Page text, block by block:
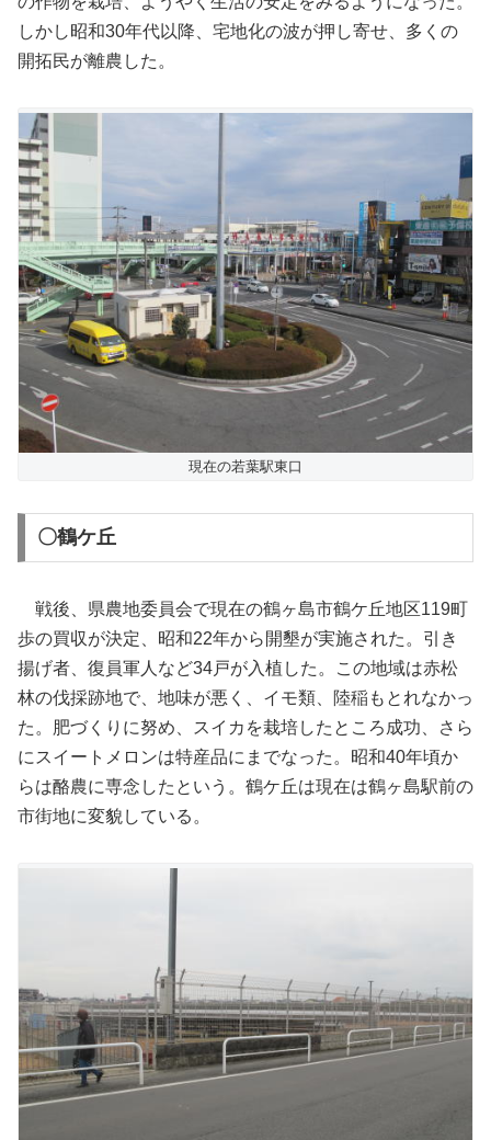
しかし昭和30年代以降、宅地化の波が押し寄せ、多くの
開拓民が離農した。
現在の若葉駅東口
〇鶴ケ丘
戦後、県農地委員会で現在の鶴ヶ島市鶴ケ丘地区119町
歩の買収が決定、昭和22年から開墾が実施された。引き
揚げ者、復員軍人など34戸が入植した。この地域は赤松
林の伐採跡地で、地味が悪く、イモ類、陸稲もとれなかっ
た。肥づくりに努め、スイカを栽培したところ成功、さら
にスイートメロンは特産品にまでなった。昭和40年頃か
らは酪農に専念したという。鶴ケ丘は現在は鶴ヶ島駅前の
市街地に変貌している。